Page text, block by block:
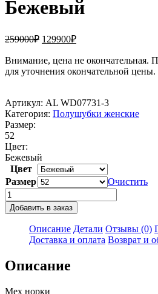
Бежевый
259000₽ Первоначальная
составляла
259000₽.
129900₽Текущая
129900₽.
Внимание, цена не окончательная.
для уточнения окончательной цены.
Артикул: AL WD07731-3
Категория: Полушубки женские
Размер:
52
Цвет:
Бежевый
Цвет
Размер
Очистить
Количество
товара
Полушубок
норки
Albino
AL
3
Добавить в заказ
Описание Детали Отзывы (0)
Доставка и оплата Возврат и
Описание
Мех норки